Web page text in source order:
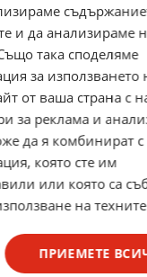
380V/4kW
380V/4kW
Предназначен за
110V DC (прав ток).
управление на
Оборудван с
(два нормално
контакта)
и да анализираме
така споделяме
за използването
от ваша страна с
за реклама и
да я комбинират с
която сте им
или която са
на
ПРИЕМЕТЕ